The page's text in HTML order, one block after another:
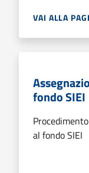
VAI ALLA
fondo SIEI
al fondo SIEI